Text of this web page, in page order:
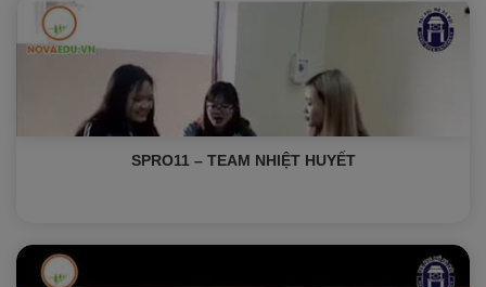
SPRO11 – TEAM NHIỆT HUYẾT